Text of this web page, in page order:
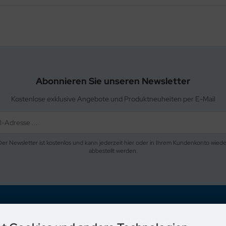
Abonnieren Sie unseren Newsletter
Kostenlose exklusive Angebote und Produktneuheiten per E-Mail
Newsletter ist kostenlos und kann jederzeit hier oder in Ihrem Kundenkonto
abbestellt werden.